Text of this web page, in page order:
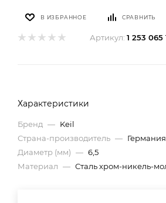
В ИЗБРАННОЕ СРАВНИТЬ
Артикул: 1 253 065
Характеристики
Бренд — Keil
Страна-производитель — Германия
Диаметр (мм) — 6,5
Материал — Сталь хром-никель-